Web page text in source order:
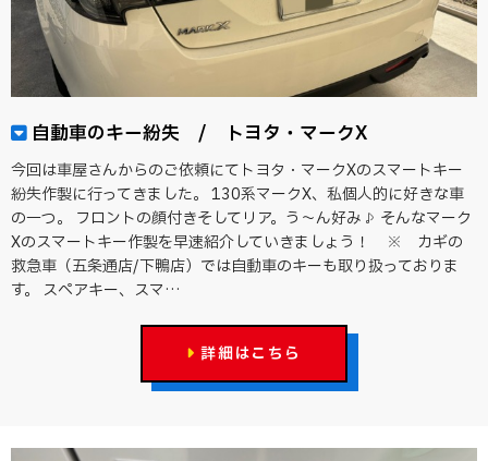
自動車のキー紛失 / トヨタ・マークX
今回は車屋さんからのご依頼にてトヨタ・マークXのスマートキー
紛失作製に行ってきました。 130系マークX、私個人的に好きな車
の一つ。 フロントの顔付きそしてリア。う～ん好み♪ そんなマーク
Xのスマートキー作製を早速紹介していきましょう！ ※ カギの
救急車（五条通店/下鴨店）では自動車のキーも取り扱っておりま
す。 スペアキー、スマ…
詳細はこちら